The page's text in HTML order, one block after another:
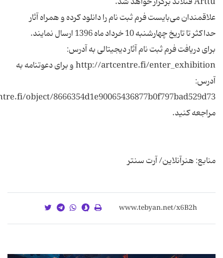
علاقمندان می‌بایست فرم ثبت نام را دانلود کرده و همراه آثار
برای دریافت فرم ثبت نام آثار دیجیتالی به آدرس:
http://artcentre.fi/enter_exhibition و برای دعوتنامه به
آدرس:
object/8666354d1e90065436877b0f797bad529d73
منابع: هنرآنلاین/ آرت سنتر